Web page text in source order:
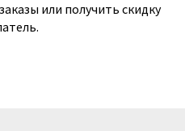
или получить скидку